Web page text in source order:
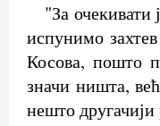
"За
испунимо
Косова, пошто
значи ништа,
нешто